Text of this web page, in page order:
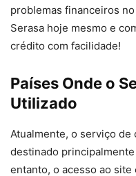
problemas financeiros
Serasa hoje mesmo e
crédito com facilidade!
Países Onde o
Utilizado
Atualmente, o serviço de
destinado
entanto, o acesso ao